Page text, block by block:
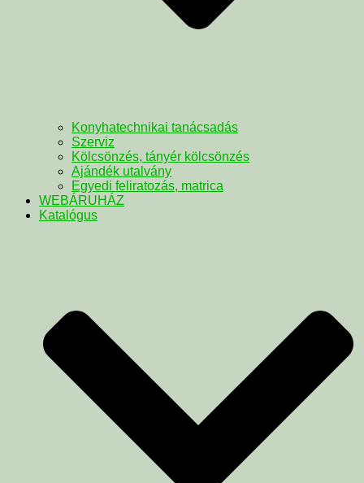
Konyhatechnikai tanácsadás
Szerviz
Kölcsönzés, tányér kölcsönzés
Ajándék utalvány
Egyedi feliratozás, matrica
WEBÁRUHÁZ
Katalógus